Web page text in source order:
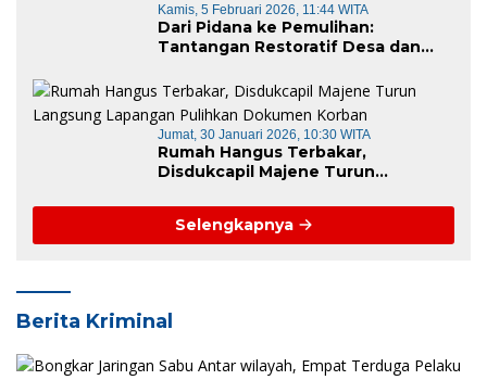
Kamis, 5 Februari 2026, 11:44 WITA
Dari Pidana ke Pemulihan:
Tantangan Restoratif Desa dan
Jumat, 30 Januari 2026, 10:30 WITA
Rumah Hangus Terbakar,
Disdukcapil Majene Turun
Dokumen Korban
Selengkapnya
Berita Kriminal